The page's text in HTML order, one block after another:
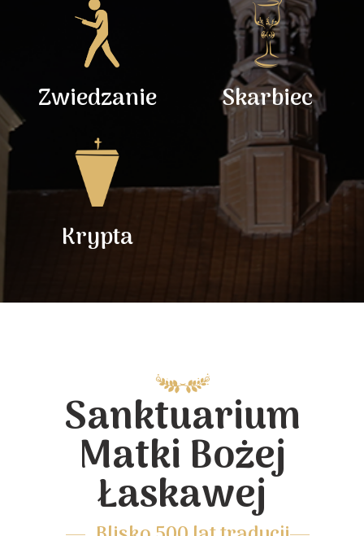
Zwiedzanie Skarbiec
Krypta
Sanktuarium
Matki Bożej
Łaskawej